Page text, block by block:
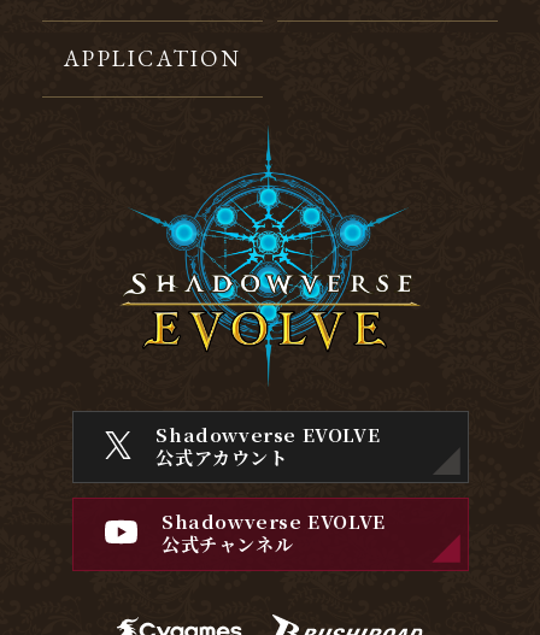
APPLICATION
Shadowverse EVOLVE
公式アカウント
Shadowverse EVOLVE
公式チャンネル